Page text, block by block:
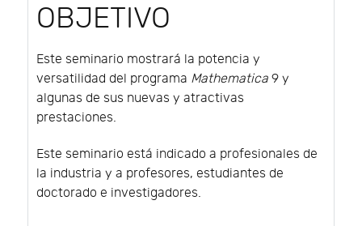
OBJETIVO
Este seminario mostrará la potencia y
versatilidad del programa Mathematica 9 y
algunas de sus nuevas y atractivas
prestaciones.
Este seminario está indicado a profesionales de
la industria y a profesores, estudiantes de
doctorado e investigadores.